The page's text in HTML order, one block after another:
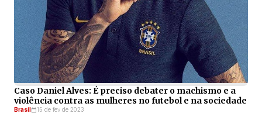
Caso Daniel Alves: É preciso debater o machismo e a
violência contra as mulheres no futebol e na sociedade
Brasil 15 de fev de 2023